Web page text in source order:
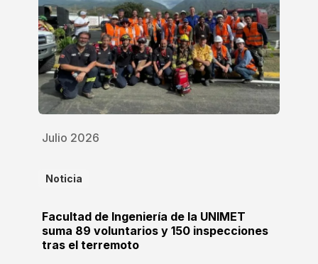
Julio 2026
Noticia
Facultad de Ingeniería de la UNIMET
suma 89 voluntarios y 150 inspecciones
tras el terremoto